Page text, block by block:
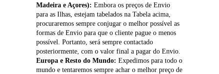
Madeira e Açores): Embora os preços de Envio
para as Ilhas, estejam tabelados na Tabela acima,
procuraremos sempre conjugar o melhor possível as
formas de Envio para que o cliente pague o menos
possível. Portanto, será sempre contactado
posteriormente, com o valor final a pagar do Envio.
Europa e Resto do Mundo: Expedimos para todo o
mundo e tentaremos sempre achar o melhor preço de